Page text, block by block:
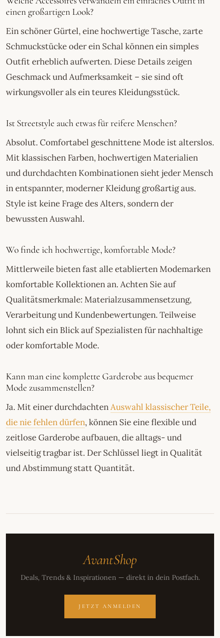
einen großartigen Look?
Ein schöner Gürtel, eine hochwertige Tasche, zarte
Schmuckstücke oder ein Schal können ein simples
Outfit erheblich aufwerten. Diese Details zeigen
Geschmack und Aufmerksamkeit – sie sind oft
wirkungsvoller als ein teures Kleidungsstück.
Ist Streetstyle auch etwas für reifere Menschen?
Absolut. Comfortabel geschnittene Mode ist alterslos.
Mit klassischen Farben, hochwertigen Materialien
und durchdachten Kombinationen sieht jeder Mensch
in entspannter, moderner Kleidung großartig aus.
Style ist keine Frage des Alters, sondern der
bewussten Auswahl.
Wo finde ich hochwertige, komfortable Mode?
Mittlerweile bieten fast alle etablierten Modemarken
komfortable Kollektionen an. Achten Sie auf
Qualitätsmerkmale: Materialzusammensetzung,
Verarbeitung und Kundenbewertungen. Teilweise
lohnt sich ein Blick auf Spezialisten für nachhaltige
oder komfortable Mode.
Kann man eine komplette Garderobe aus bequemer
Mode zusammenstellen?
Ja. Mit einer durchdachtenAuswahl klassischer Teile,
die nie fehlen dürfen, können Sie eine flexible und
zeitlose Garderobe aufbauen, die alltags- und
vielseitig tragbar ist. Der Schlüssel liegt in Qualität
und Abstimmung statt Quantität.
AvantShop
Deals, Trends & Inspirationen — direkt in dein Postfach.
JETZT ANMELDEN